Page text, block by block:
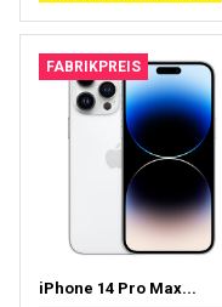
FABRIKPREIS
iPhone 14 Pro Max...